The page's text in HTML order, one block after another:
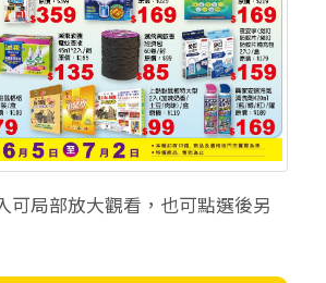
可局部放大觀看，也可點選後另